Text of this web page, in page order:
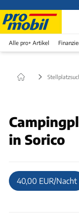
Alle pro+ Artikel
in Sorico
40,00 EUR/Nacht